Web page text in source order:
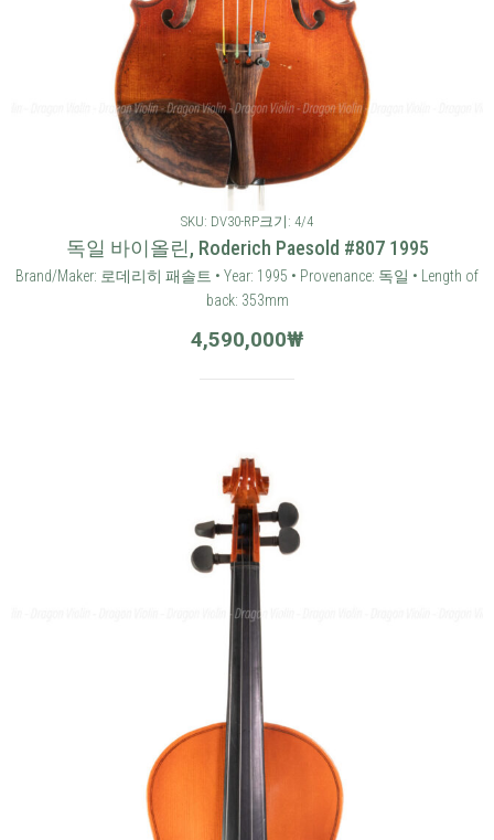
SKU: DV30-RP크기: 4/4
독일 바이올린, Roderich Paesold #807 1995
Brand/Maker: 로데리히 패솔트 • Year: 1995 • Provenance: 독일 • Length of
back: 353mm
4,590,000₩